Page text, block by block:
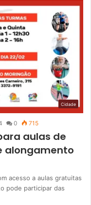
Cidade
0 715
aulas de
alongamento
acesso a aulas gratuitas
pode participar das